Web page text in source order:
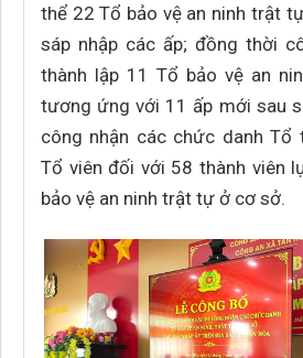
thể 22 Tổ bảo vệ an ninh trật
sáp nhập các ấp; đồng thời
thành lập 11 Tổ bảo vệ an
tương ứng với 11 ấp mới sau
công nhận các chức danh Tổ
Tổ viên đối với 58 thành viên
bảo vệ an ninh trật tự ở cơ sở.